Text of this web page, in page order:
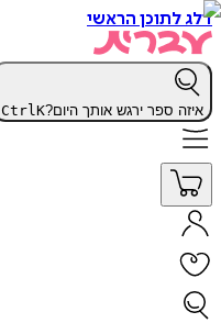
דלג לתוכן הראשי
איזה ספר ירגש אותך היום? CtrlK